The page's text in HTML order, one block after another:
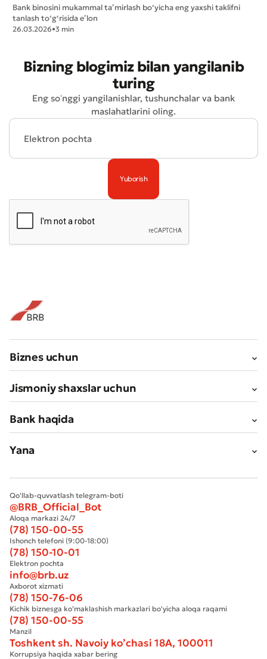
Bank binosini mukammal ta’mirlash bo‘yicha eng yaxshi taklifni
tanlash to‘g‘risida e’lon
26.03.2026•3 min
Bizning blogimiz bilan yangilanib
turing
Eng soʻnggi yangilanishlar, tushunchalar va bank
maslahatlarini oling.
Biznes uchun
Jismoniy shaxslar uchun
Bank haqida
Yana
Qo'llab-quvvatlash telegram-boti
@BRB_Official_Bot
Aloqa markazi 24/7
(78) 150-00-55
Ishonch telefoni (9:00-18:00)
(78) 150-10-01
Elektron pochta
info@brb.uz
Axborot xizmati
(78) 150-76-06
Kichik biznesga ko’maklashish markazlari bo'yicha aloqa raqami
(78) 150-00-55
Manzil
Toshkent sh. Navoiy ko’chasi 18А, 100011
Korrupsiya haqida xabar bering